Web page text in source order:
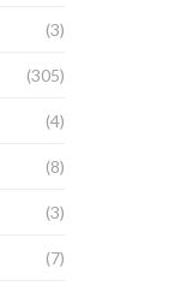
(3)
(305)
(4)
(8)
(3)
(7)